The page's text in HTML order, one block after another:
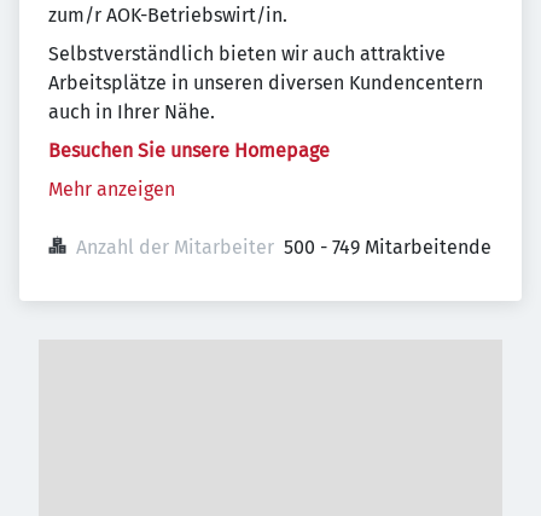
zum/r AOK-Betriebswirt/in.
Selbstverständlich bieten wir auch attraktive
Arbeitsplätze in unseren diversen Kundencentern
auch in Ihrer Nähe.
Besuchen Sie unsere Homepage
Mehr anzeigen
Anzahl der Mitarbeiter 500 - 749 Mitarbeitende